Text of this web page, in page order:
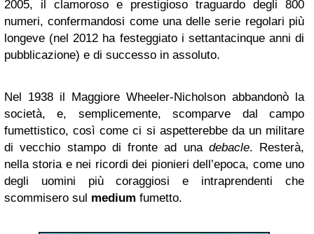
2005, il clamoroso e prestigioso traguardo degli 800
numeri, confermandosi come una delle serie regolari più
longeve (nel 2012 ha festeggiato i settantacinque anni di
pubblicazione) e di successo in assoluto.
Nel 1938 il Maggiore Wheeler-Nicholson abbandonò la
società, e, semplicemente, scomparve dal campo
fumettistico, così come ci si aspetterebbe da un militare
di vecchio stampo di fronte ad una debacle. Resterà,
nella storia e nei ricordi dei pionieri dell’epoca, come uno
degli uomini più coraggiosi e intraprendenti che
scommisero sul medium fumetto.